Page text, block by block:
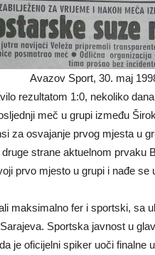
Avazov Sport, 30. maj
rezultatom 1:0, nekoliko
meč u grupi između
za osvajanje prvog mjesta u
strane aktuelnom prvaku
prvo mjesto u grupi i nađe se
maksimalno fer i sportski, sa
Sportska javnost u
je oficijelni spiker uoči finalne